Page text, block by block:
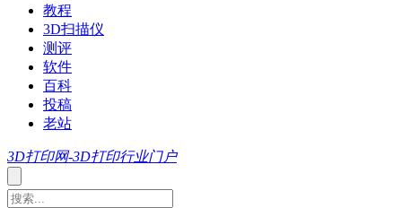
教程
3D扫描仪
测评
软件
百科
投稿
老站
3D打印网-3D打印行业门户